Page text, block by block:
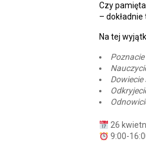
Czy
–
Na tej
Dowiecie
26
9:00-